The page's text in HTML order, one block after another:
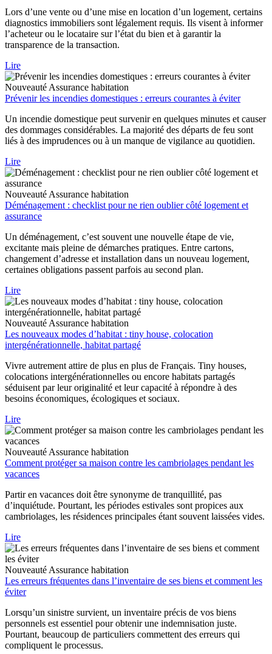
Lors d’une vente ou d’une mise en location d’un logement, certains
diagnostics immobiliers sont légalement requis. Ils visent à informer
l’acheteur ou le locataire sur l’état du bien et à garantir la
transparence de la transaction.
Lire
Nouveauté Assurance habitation
Prévenir les incendies domestiques : erreurs courantes à éviter
Un incendie domestique peut survenir en quelques minutes et causer
des dommages considérables. La majorité des départs de feu sont
liés à des imprudences ou à un manque de vigilance au quotidien.
Lire
Nouveauté Assurance habitation
Déménagement : checklist pour ne rien oublier côté logement et
assurance
Un déménagement, c’est souvent une nouvelle étape de vie,
excitante mais pleine de démarches pratiques. Entre cartons,
changement d’adresse et installation dans un nouveau logement,
certaines obligations passent parfois au second plan.
Lire
Nouveauté Assurance habitation
Les nouveaux modes d’habitat : tiny house, colocation
intergénérationnelle, habitat partagé
Vivre autrement attire de plus en plus de Français. Tiny houses,
colocations intergénérationnelles ou encore habitats partagés
séduisent par leur originalité et leur capacité à répondre à des
besoins économiques, écologiques et sociaux.
Lire
Nouveauté Assurance habitation
Comment protéger sa maison contre les cambriolages pendant les
vacances
Partir en vacances doit être synonyme de tranquillité, pas
d’inquiétude. Pourtant, les périodes estivales sont propices aux
cambriolages, les résidences principales étant souvent laissées vides.
Lire
Nouveauté Assurance habitation
Les erreurs fréquentes dans l’inventaire de ses biens et comment les
éviter
Lorsqu’un sinistre survient, un inventaire précis de vos biens
personnels est essentiel pour obtenir une indemnisation juste.
Pourtant, beaucoup de particuliers commettent des erreurs qui
compliquent le processus.